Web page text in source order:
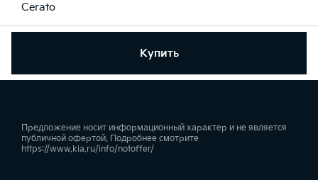
Купить
Cerato
Предложение носит информационный характер и не является
публичной офертой. Подробнее смотрите
https://www.kia.ru/info/notoffer/